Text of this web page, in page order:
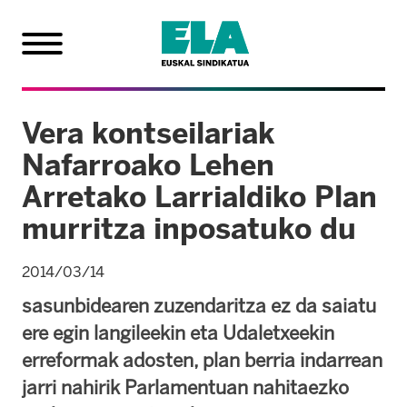
Vera kontseilariak
Nafarroako Lehen
Arretako Larrialdiko Plan
murritza inposatuko du
2014/03/14
sasunbidearen zuzendaritza ez da saiatu
ere egin langileekin eta Udaletxeekin
erreformak adosten, plan berria indarrean
jarri nahirik Parlamentuan nahitaezko